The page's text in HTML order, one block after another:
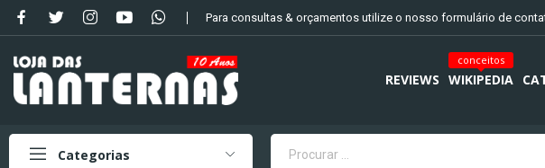
Para consultas & orçamentos utilize o nosso formulário de
REVIEWS WIKIPEDIA
conceitos
Categorias